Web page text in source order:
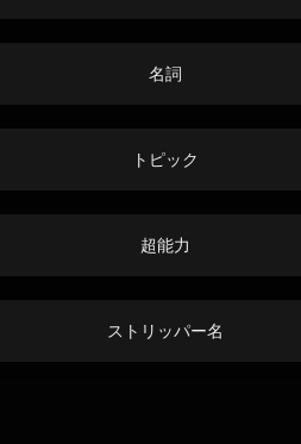
名詞
トピック
超能力
ストリッパー名